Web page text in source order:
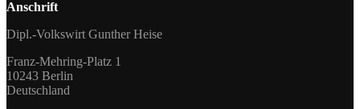
Anschrift
Dipl.-Volkswirt Gunther Heise
Franz-Mehring-Platz 1
10243 Berlin
Deutschland